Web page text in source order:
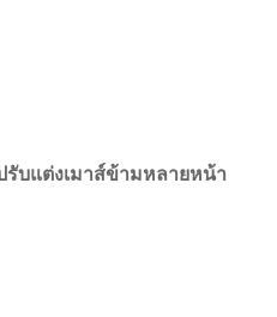
รับแต่งเมาส์ข้ามหลายหน้า